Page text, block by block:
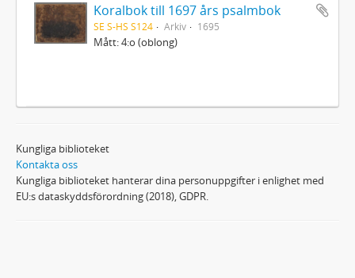
Koralbok till 1697 års psalmbok
SE S-HS S124 Arkiv 1695
Mått: 4:o (oblong)
Kungliga biblioteket
Kontakta oss
Kungliga biblioteket hanterar dina personuppgifter i enlighet med
EU:s dataskyddsförordning (2018), GDPR.